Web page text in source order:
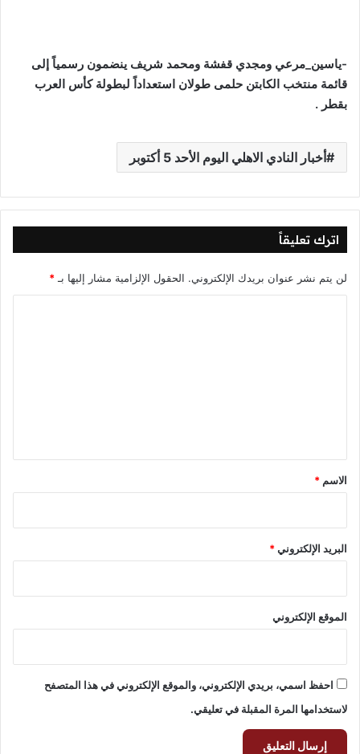
-ياسين_مرعي ومجدي قفشة ومحمد شريف ينضمون رسمياً إلى
قائمة منتخب الكابتن حلمى طولان استعداداً لبطولة كأس العرب
بقطر .
أخبار النادي الاهلي اليوم الأحد 5 أكتوبر
اترك تعليقاً
لن يتم نشر عنوان بريدك الإلكتروني. الحقول الإلزامية مشار إليها بـ *
*
الاسم *
البريد الإلكتروني*
الموقع الإلكتروني
احفظ اسمي، بريدي الإلكتروني، والموقع الإلكتروني في هذا المتصفح
لاستخدامها المرة المقبلة في تعليقي.